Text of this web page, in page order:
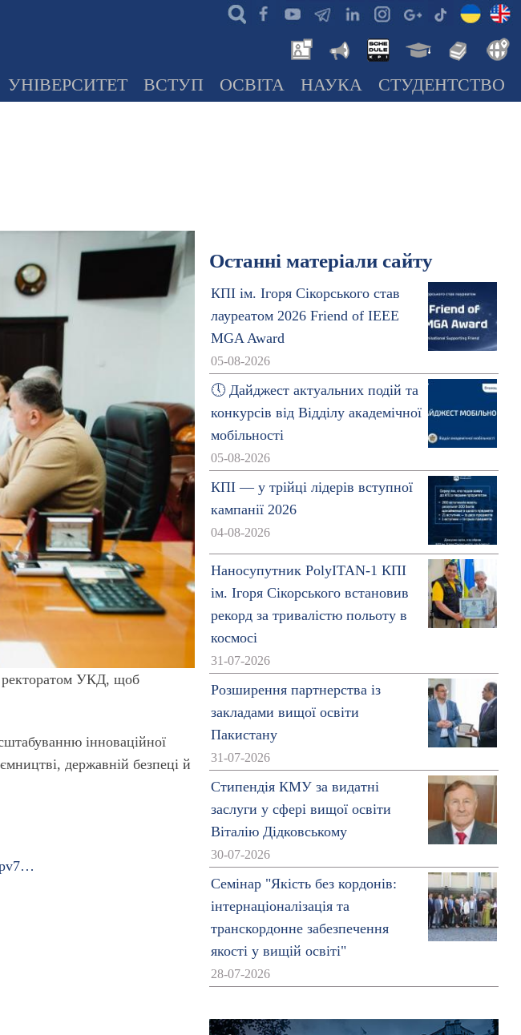
УНІВЕРСИТЕТ ВСТУП ОСВІТА НАУКА СТУДЕНТСТВО
ректоратом УКД, щоб
інноваційної
державній безпеці й
Останні матеріали сайту
КПІ ім. Ігоря Сікорського став
лауреатом 2026 Friend of IEEE
MGA Award
05-08-2026
🕔 Дайджест актуальних подій та
конкурсів від Відділу академічної
мобільності
05-08-2026
КПІ — у трійці лідерів вступної
кампанії 2026
04-08-2026
Наносупутник PolyITAN-1 КПІ
ім. Ігоря Сікорського встановив
рекорд за тривалістю польоту в
космосі
31-07-2026
Розширення партнерства із
закладами вищої освіти
Пакистану
31-07-2026
Стипендія КМУ за видатні
заслуги у сфері вищої освіти
Віталію Дідковському
30-07-2026
Семінар "Якість без кордонів:
інтернаціоналізація та
транскордонне забезпечення
якості у вищій освіті"
28-07-2026